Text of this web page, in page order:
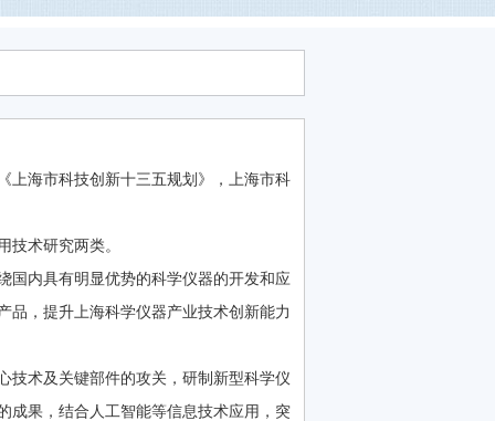
上海市科技创新十三五规划》，上海市科
技术研究两类。
内具有明显优势的科学仪器的开发和应
品，提升上海科学仪器产业技术创新能力
技术及关键部件的攻关，研制新型科学仪
成果，结合人工智能等信息技术应用，突